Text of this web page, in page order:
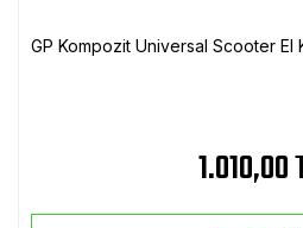
GP Kompozit Universal Scooter El
1.010,00